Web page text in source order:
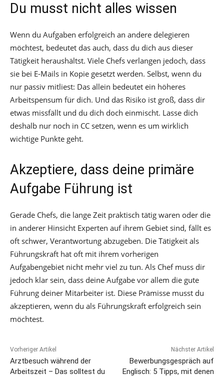
Du musst nicht alles wissen
Wenn du Aufgaben erfolgreich an andere delegieren
möchtest, bedeutet das auch, dass du dich aus dieser
Tätigkeit heraushältst. Viele Chefs verlangen jedoch, dass
sie bei E-Mails in Kopie gesetzt werden. Selbst, wenn du
nur passiv mitliest: Das allein bedeutet ein höheres
Arbeitspensum für dich. Und das Risiko ist groß, dass dir
etwas missfällt und du dich doch einmischt. Lasse dich
deshalb nur noch in CC setzen, wenn es um wirklich
wichtige Punkte geht.
Akzeptiere, dass deine primäre
Aufgabe Führung ist
Gerade Chefs, die lange Zeit praktisch tätig waren oder die
in anderer Hinsicht Experten auf ihrem Gebiet sind, fällt es
oft schwer, Verantwortung abzugeben. Die Tätigkeit als
Führungskraft hat oft mit ihrem vorherigen
Aufgabengebiet nicht mehr viel zu tun. Als Chef muss dir
jedoch klar sein, dass deine Aufgabe vor allem die gute
Führung deiner Mitarbeiter ist. Diese Prämisse musst du
akzeptieren, wenn du als Führungskraft erfolgreich sein
möchtest.
Vorheriger Artikel
Arztbesuch während der
Arbeitszeit – Das solltest du
Nächster Artikel
Bewerbungsgespräch auf
Englisch: 5 Tipps, mit denen